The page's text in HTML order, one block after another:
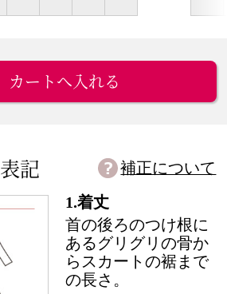
カートへ入れる
記 補正について
1.着丈
首の後ろのつけ根に
あるグリグリの骨か
らスカートの裾まで
の長さ。